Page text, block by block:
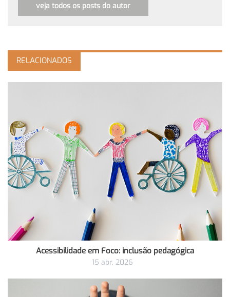
veja todos os posts do autor
RELACIONADOS
Acessibilidade em Foco: inclusão pedagógica
15 abr, 2026